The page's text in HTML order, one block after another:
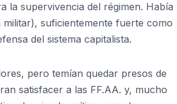
la supervivencia del régimen. Había
suficientemente fuerte como
del sistema capitalista.
pero temían quedar presos de
satisfacer a las FF.AA. y, mucho